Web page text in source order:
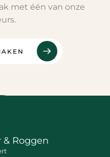
met één van onze
& Roggen